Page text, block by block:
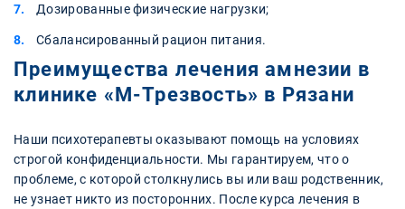
Дозированные физические нагрузки;
Сбалансированный рацион питания.
Преимущества лечения амнезии в
клинике «М-Трезвость» в Рязани
Наши психотерапевты оказывают помощь на условиях
строгой конфиденциальности. Мы гарантируем, что о
проблеме, с которой столкнулись вы или ваш родственник,
не узнает никто из посторонних. После курса лечения в